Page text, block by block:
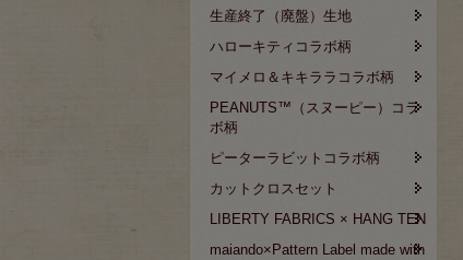
生産終了（廃盤）生地
ハローキティコラボ柄
マイメロ＆キキララコラボ柄
PEANUTS™（スヌーピー）コラ
ボ柄
ピーターラビットコラボ柄
カットクロスセット
LIBERTY FABRICS × HANG TEN
maiando×Pattern Label made with